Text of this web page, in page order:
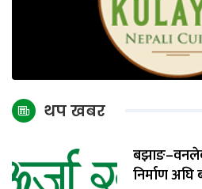
थप खबर
निर्माण